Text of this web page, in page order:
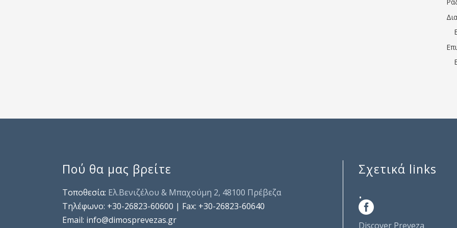
Πού θα μας βρείτε
Τοποθεσία: Ελ.Βενιζέλου & Μπαχούμη 2, 48100 Πρέβεζα
Τηλέφωνo: +30-26823-60600 | Fax: +30-26823-60640
Email: info@dimosprevezas.gr
Σχετικά links
.
Discover Preveza